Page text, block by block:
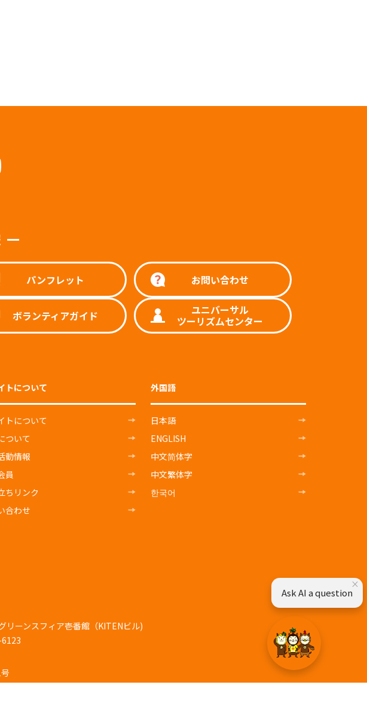
パンフレット お問い合わせ
ボランティアガイド ユニバーサル
ツーリズムセンター
トについて
トについて
ついて
動情報
員
ちリンク
合わせ
外国語
日本語
ENGLISH
中文简体字
中文繁体字
한국어
リーンスフィア壱番館（KITENビル)
×
Ask AI a question